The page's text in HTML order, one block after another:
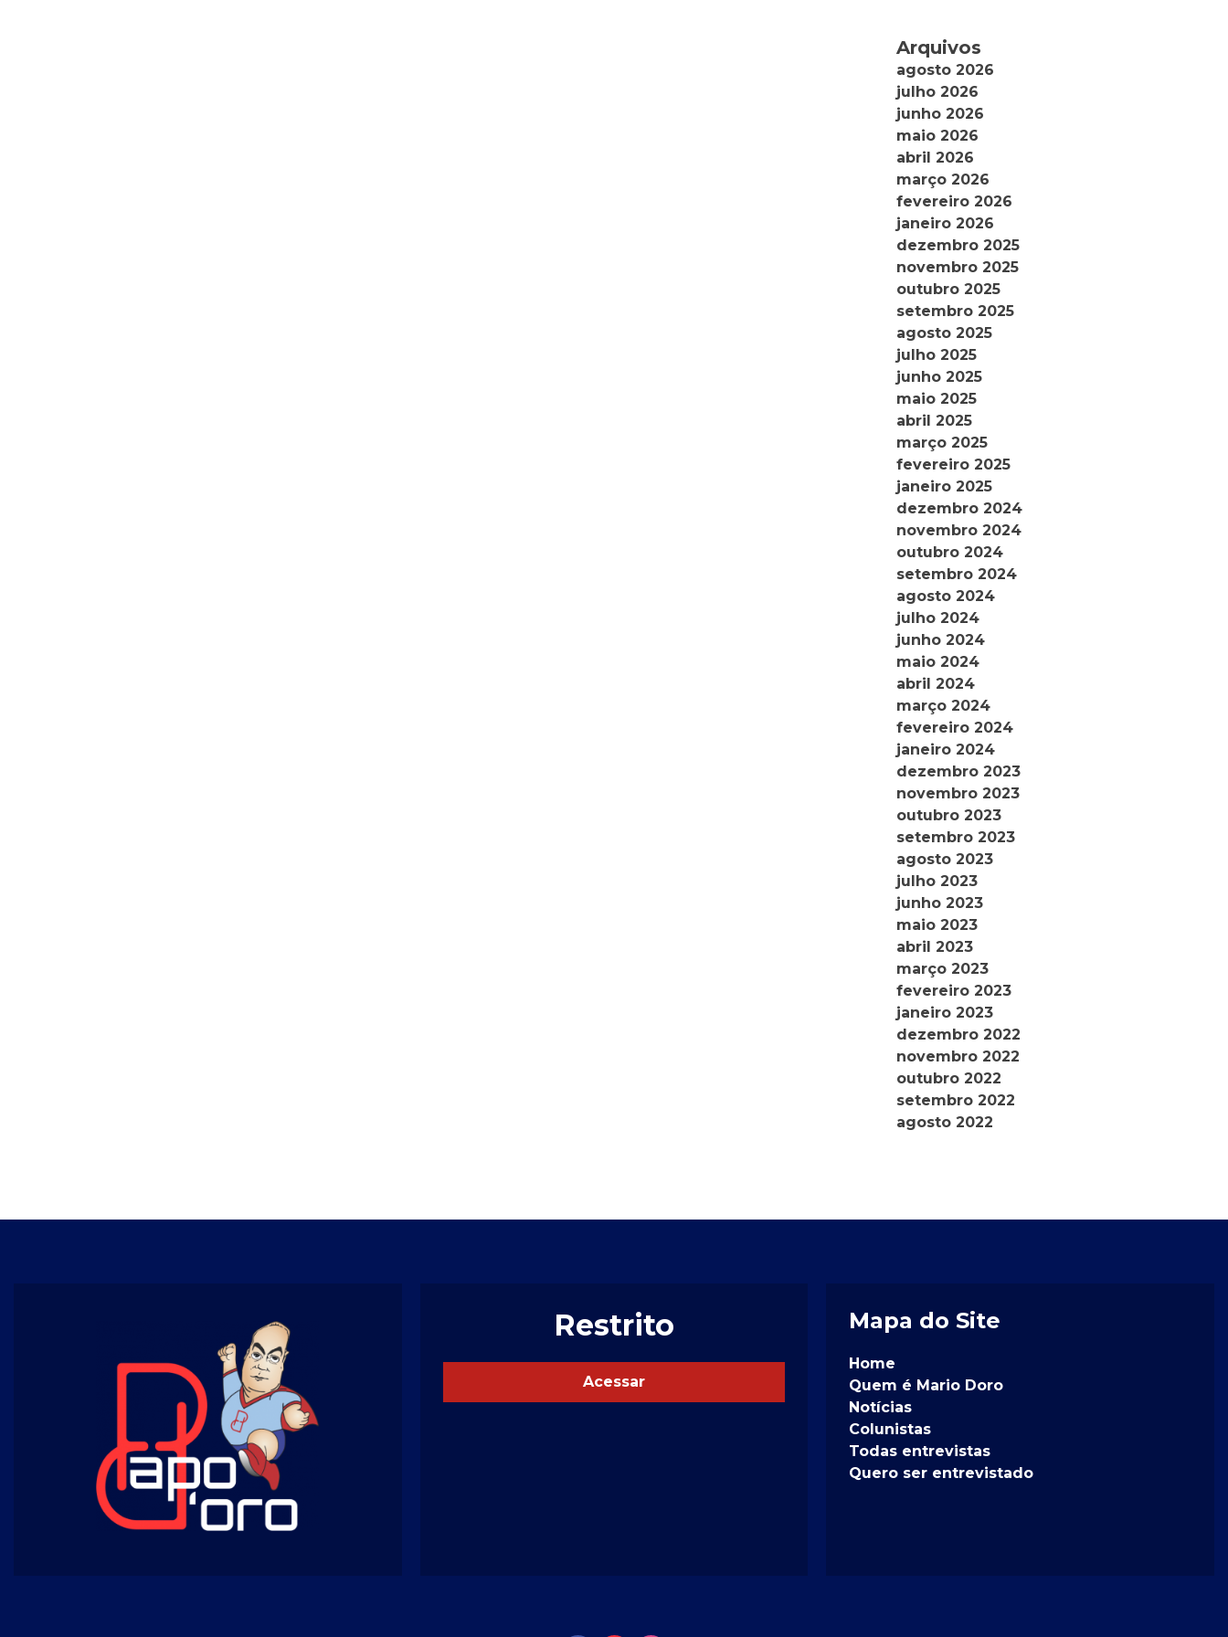
Arquivos
agosto 2026
julho 2026
junho 2026
maio 2026
abril 2026
março 2026
fevereiro 2026
janeiro 2026
dezembro 2025
novembro 2025
outubro 2025
setembro 2025
agosto 2025
julho 2025
junho 2025
maio 2025
abril 2025
março 2025
fevereiro 2025
janeiro 2025
dezembro 2024
novembro 2024
outubro 2024
setembro 2024
agosto 2024
julho 2024
junho 2024
maio 2024
abril 2024
março 2024
fevereiro 2024
janeiro 2024
dezembro 2023
novembro 2023
outubro 2023
setembro 2023
agosto 2023
julho 2023
junho 2023
maio 2023
abril 2023
março 2023
fevereiro 2023
janeiro 2023
dezembro 2022
novembro 2022
outubro 2022
setembro 2022
agosto 2022
Restrito
Acessar
Mapa do Site
Home
Quem é Mario Doro
Notícias
Colunistas
Todas entrevistas
Quero ser entrevistado